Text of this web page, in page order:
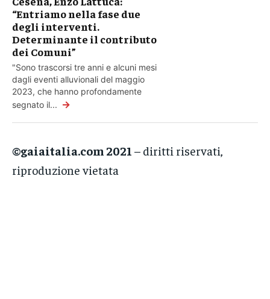
“Entriamo nella fase due
degli interventi.
Determinante il contributo
dei Comuni”
"Sono trascorsi tre anni e alcuni mesi
dagli eventi alluvionali del maggio
2023, che hanno profondamente
segnato il... →
©gaiaitalia.com 2021 – diritti riservati,
riproduzione vietata